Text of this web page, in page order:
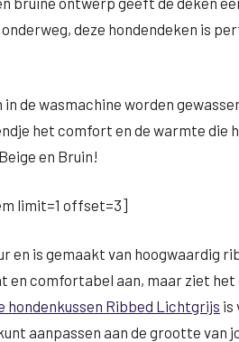
deze hondendeken is
de wasmachine worden
het comfort en de warmte die
en Bruin!
limit=1 offset=3]
en is gemaakt van hoogwaardig
en comfortabel aan, maar ziet het
hondenkussen Ribbed Lichtgrijs is
aanpassen aan de grootte van